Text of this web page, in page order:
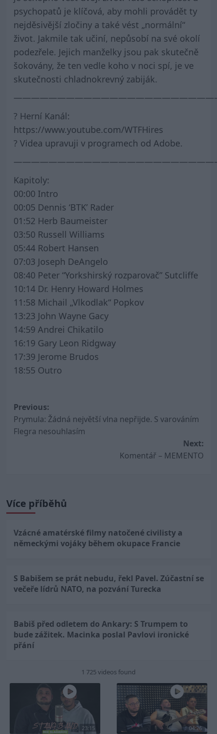
psychopatů je klíčová, aby mohli provádět ty
nejděsivější zločiny a také vést „normální“
život. Jakmile tak učiní, nepůsobí na své okolí
podezřele. Jejich manželky jsou pak skutečně
šokovány, že ten vedle koho v noci spí, je ve
skutečnosti chladnokrevný zabiják.
? Herní Kanál:
https://www.youtube.com/WTFHires
? Videa upravuji v programech od Adobe.
Kapitoly:
00:00 Intro
00:05 Dennis ‘BTK’ Rader
01:52 Herb Baumeister
03:50 Russell Williams
05:44 Robert Hansen
07:03 Joseph DeAngelo
08:40 Peter “Yorkshirský rozparovač” Sutcliffe
10:14 Dr. Henry Howard Holmes
11:58 Michail „Vlkodlak“ Popkov
13:23 John Wayne Gacy
14:59 Andrei Chikatilo
16:19 Gary Leon Ridgway
17:39 Jerome Brudos
18:55 Outro
Post
navigation
Previous:
Prymula: Žádná největší vlna nepřijde. S varováním
Flegra nesouhlasím
Next:
Komentář – MEMENTO
Více příběhů
Vzácné amatérské filmy natočené civilisty a
německými vojáky během okupace Francie
S Babišem se prát nebudu, řekl Pavel. Zúčastní se
večeře lídrů NATO, na pozvání Turecka
Babiš před odletem do Ankary: S Trumpem to
bude zážitek. Macinka poslal Pavlovi ironické
přání
1 725 videos found
23:15 04:26